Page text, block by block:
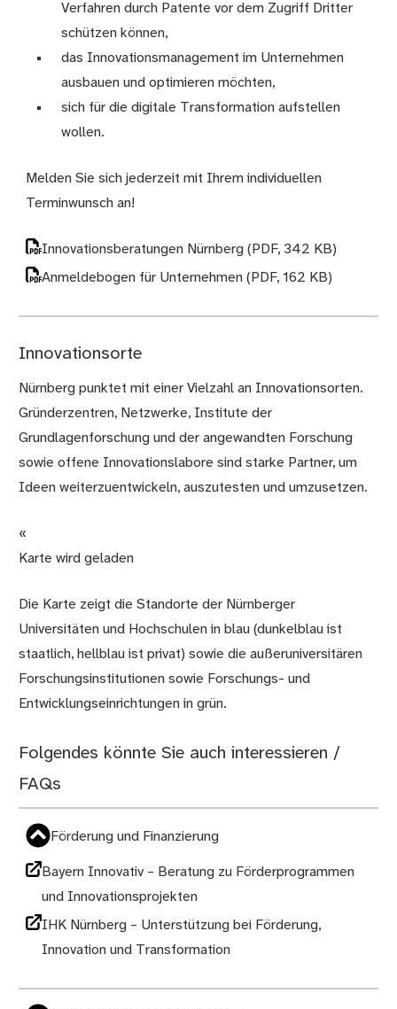
Verfahren durch Patente vor dem Zugriff Dritter
schützen können,
das Innovationsmanagement im Unternehmen
ausbauen und optimieren möchten,
sich für die digitale Transformation aufstellen
wollen.
Melden Sie sich jederzeit mit Ihrem individuellen
Terminwunsch an!
Innovationsberatungen Nürnberg(PDF, 342 KB)
Anmeldebogen für Unternehmen(PDF, 162 KB)
Innovationsorte
Nürnberg punktet mit einer Vielzahl an Innovationsorten.
Gründerzentren, Netzwerke, Institute der
Grundlagenforschung und der angewandten Forschung
sowie offene Innovationslabore sind starke Partner, um
Ideen weiterzuentwickeln, auszutesten und umzusetzen.
«
Karte wird geladen
Die Karte zeigt die Standorte der Nürnberger
Universitäten und Hochschulen in blau (dunkelblau ist
staatlich, hellblau ist privat) sowie die außeruniversitären
Forschungsinstitutionen sowie Forschungs- und
Entwicklungseinrichtungen in grün.
Folgendes könnte Sie auch interessieren /
FAQs
Förderung und Finanzierung
Bayern Innovativ – Beratung zu Förderprogrammen
und Innovationsprojekten
IHK Nürnberg – Unterstützung bei Förderung,
Innovation und Transformation